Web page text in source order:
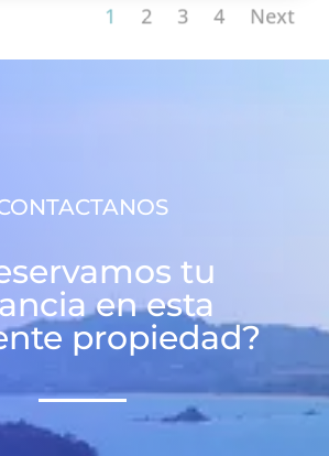
1 2 3 4 Next
tu
en esta
propiedad?